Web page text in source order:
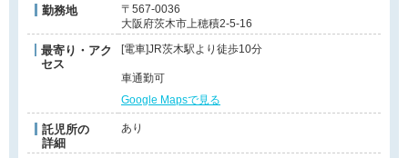
勤務地
〒567-0036
大阪府茨木市上穂積2-5-16
最寄り・アク
セス
[電車]JR茨木駅より徒歩10分
車通勤可
Google Mapsで見る
託児所の
詳細
あり